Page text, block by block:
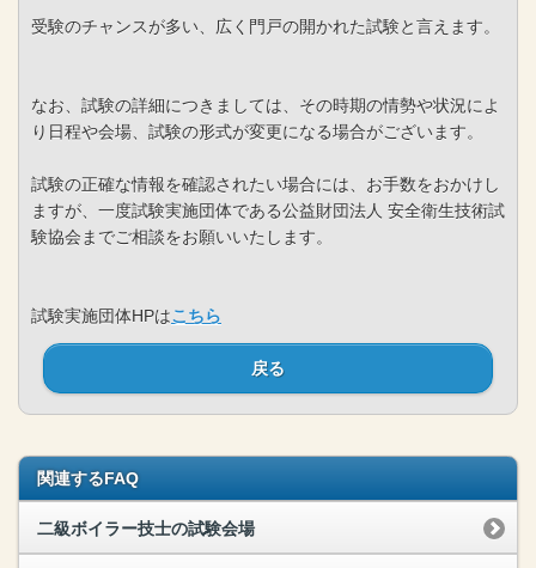
受験のチャンスが多い、広く門戸の開かれた試験と言えます。
なお、試験の詳細につきましては、その時期の情勢や状況によ
り日程や会場、試験の形式が変更になる場合がございます。
試験の正確な情報を確認されたい場合には、お手数をおかけし
ますが、一度試験実施団体である公益財団法人 安全衛生技術試
験協会までご相談をお願いいたします。
試験実施団体HPはこちら
戻る
関連するFAQ
二級ボイラー技士の試験会場